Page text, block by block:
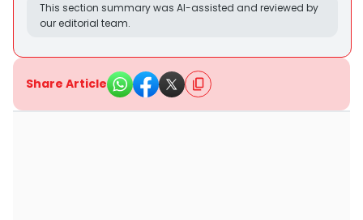
This section summary was AI-assisted and reviewed by
our editorial team.
Share Article